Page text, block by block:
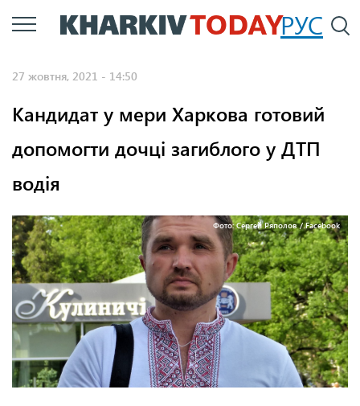
Перейти
до
РУС
27 жовтня, 2021 - 14:50
Кандидат у мери Харкова готовий
допомогти дочці загиблого у ДТП
водія
Фото: Сергей Ряполов / Facebook